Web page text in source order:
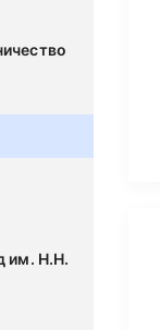
им. Н.Н.